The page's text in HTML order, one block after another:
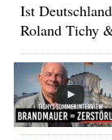
Ist
Roland Tichy